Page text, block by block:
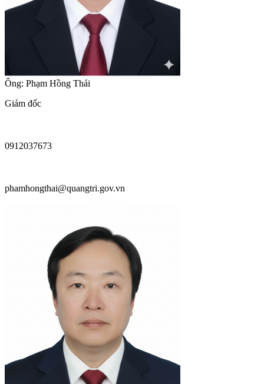
Ông: Phạm Hồng Thái
Giám đốc
0912037673
phamhongthai@quangtri.gov.vn